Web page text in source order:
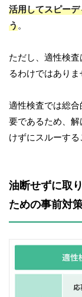
活用してスピー
う。
ただし、適性検
るわけではありま
適性検査では総
要であるため、
けずにスルーする
油断せずに取
ための事前対